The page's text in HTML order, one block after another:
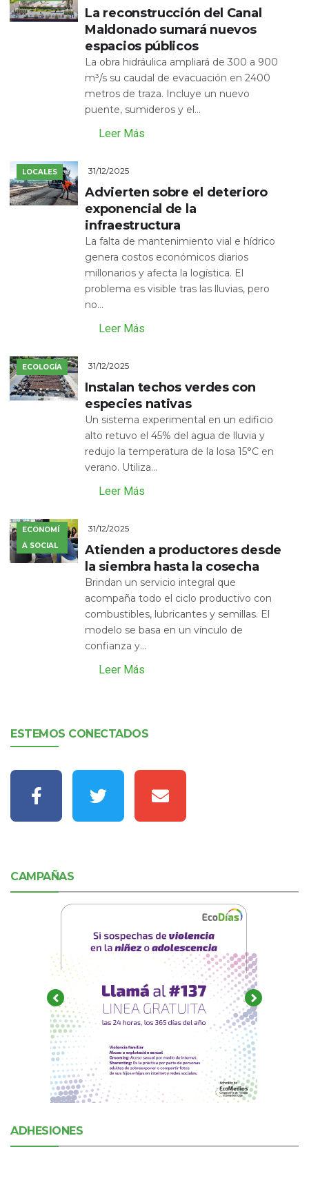
La reconstrucción del Canal
Maldonado sumará nuevos
espacios públicos
La obra hidráulica ampliará de 300 a 900
m³/s su caudal de evacuación en 2400
metros de traza. Incluye un nuevo
puente, sumideros y el...
Leer Más
LOCALES 31/12/2025
Advierten sobre el deterioro
exponencial de la
infraestructura
La falta de mantenimiento vial e hídrico
genera costos económicos diarios
millonarios y afecta la logística. El
problema es visible tras las lluvias, pero
no...
Leer Más
ECOLOGÍA 31/12/2025
Instalan techos verdes con
especies nativas
Un sistema experimental en un edificio
alto retuvo el 45% del agua de lluvia y
redujo la temperatura de la losa 15°C en
verano. Utiliza...
Leer Más
ECONOMÍ
A SOCIAL
31/12/2025
Atienden a productores desde
la siembra hasta la cosecha
Brindan un servicio integral que
acompaña todo el ciclo productivo con
combustibles, lubricantes y semillas. El
modelo se basa en un vínculo de
confianza y...
Leer Más
ESTEMOS CONECTADOS
CAMPAÑAS
ADHESIONES